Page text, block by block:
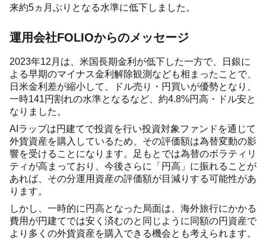
来約5ヵ月ぶりとなる水準に低下しました。
運用会社FOLIOからのメッセージ
2023年12月は、米国長期金利が低下した一方で、日銀に
よる早期のマイナス金利解除観測なども相まったことで、
日米金利差が縮小して、ドル売り・円買いが優勢となり、
一時141円割れの水準となるなど、約4.8%円高・ドル安と
なりました。
AIラップは円建てで投資を行い投資対象ファンドを通じて
外貨資産を購入しているため、その評価額は為替変動の影
響を受けることになります。足もとでは為替のボラティリ
ティが高まっており、今後さらに「円高」に振れることが
あれば、その分運用資産の評価額が目減りする可能性があ
ります。
しかし、一時的に円高となった局面は、海外旅行にかかる
費用が円建てでは安く済むのと同じように同額の円資産で
より多くの外貨資産を購入できる機会とも考えられます。